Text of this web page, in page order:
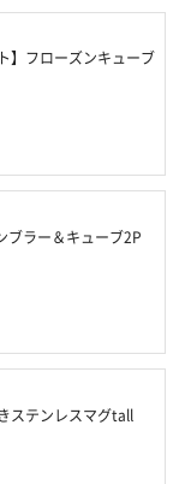
】フローズンキューブ
ブラー＆キューブ2P
ステンレスマグtall